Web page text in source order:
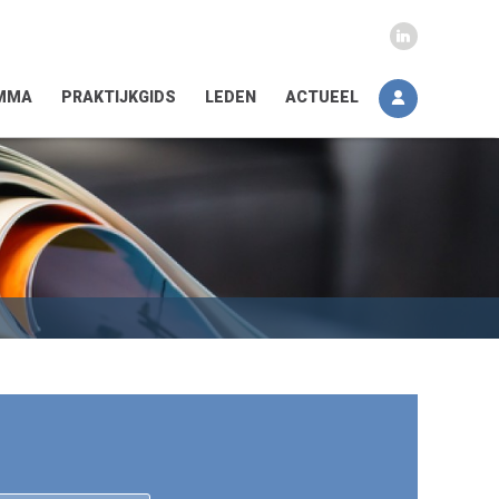
PRAKTIJKGIDS LEDEN ACTUEEL